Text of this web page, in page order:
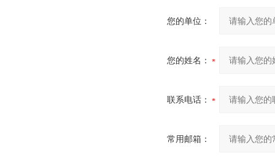
您的单位：
您的姓名：
联系电话：
常用邮箱：